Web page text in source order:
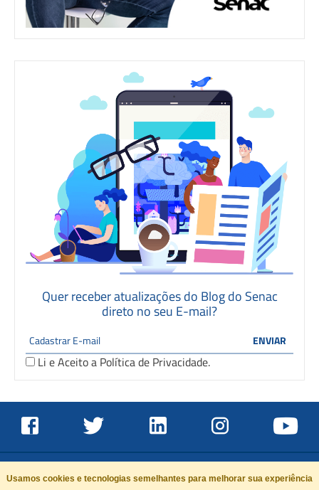
Quer receber atualizações do Blog do Senac
direto no seu E-mail?
Li e Aceito a Política de Privacidade.
Usamos cookies e tecnologias semelhantes para melhorar sua experiência